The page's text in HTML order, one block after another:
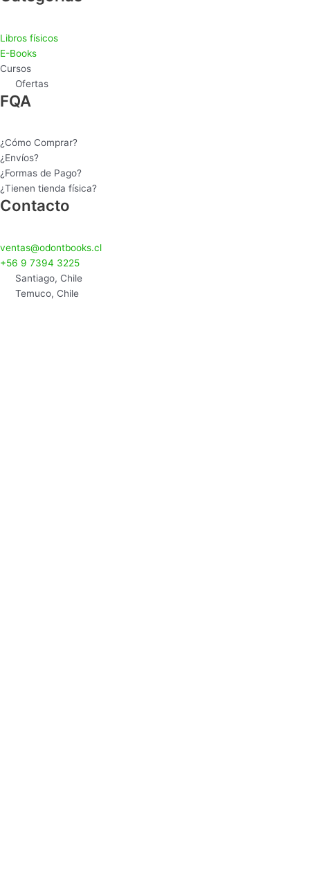
g
r
a
m
Libros físicos
E-Books
Cursos
Ofertas
FQA
¿Cómo Comprar?
¿Envíos?
¿Formas de Pago?
¿Tienen tienda física?
Contacto
ventas@odontbooks.cl
+56 9 7394 3225
Santiago, Chile
Temuco, Chile